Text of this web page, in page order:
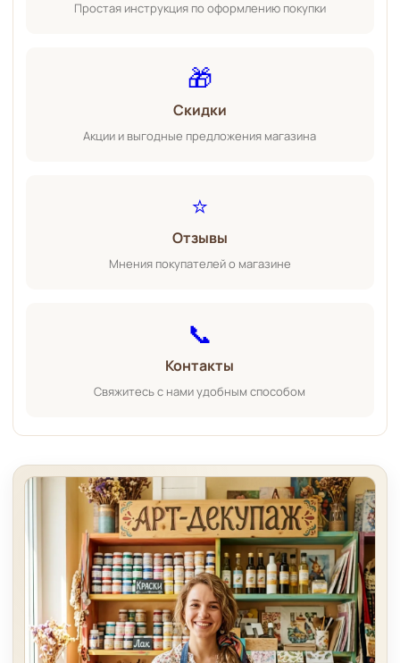
Простая инструкция по оформлению покупки
🎁
Скидки
Акции и выгодные предложения магазина
⭐
Отзывы
Мнения покупателей о магазине
📞
Контакты
Свяжитесь с нами удобным способом